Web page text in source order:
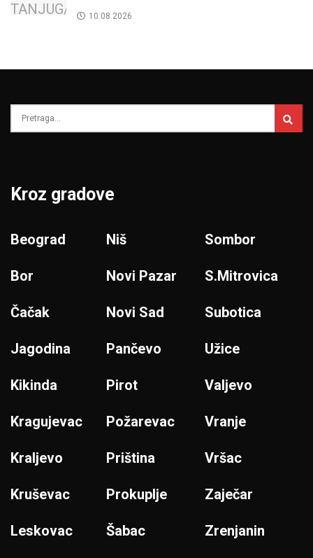
10.08.2026
Kroz gradove
Beograd
Bor
Čačak
Jagodina
Kikinda
Kragujevac
Kraljevo
Kruševac
Leskovac
Niš
Novi Pazar
Novi Sad
Pančevo
Pirot
Požarevac
Priština
Prokuplje
Šabac
Sombor
S.Mitrovica
Subotica
Užice
Valjevo
Vranje
Vršac
Zaječar
Zrenjanin